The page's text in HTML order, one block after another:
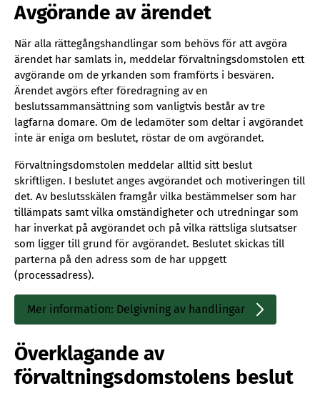
Avgörande av ärendet
När alla rättegångshandlingar som behövs för att avgöra
ärendet har samlats in, meddelar förvaltningsdomstolen ett
avgörande om de yrkanden som framförts i besvären.
Ärendet avgörs efter föredragning av en
beslutssammansättning som vanligtvis består av tre
lagfarna domare. Om de ledamöter som deltar i avgörandet
inte är eniga om beslutet, röstar de om avgörandet.
Förvaltningsdomstolen meddelar alltid sitt beslut
skriftligen. I beslutet anges avgörandet och motiveringen till
det. Av beslutsskälen framgår vilka bestämmelser som har
tillämpats samt vilka omständigheter och utredningar som
har inverkat på avgörandet och på vilka rättsliga slutsatser
som ligger till grund för avgörandet. Beslutet skickas till
parterna på den adress som de har uppgett
(processadress).
Mer information: Delgivning av handlingar
Sisäinen
Överklagande av
förvaltningsdomstolens beslut